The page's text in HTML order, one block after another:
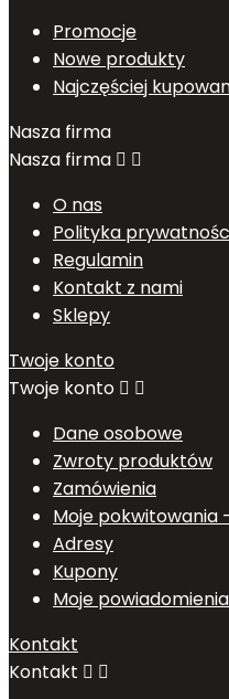
Promocje
Nowe produkty
Najczęściej
Nasza firma
Nasza firma  
O nas
Polityka
Regulamin
Kontakt z nami
Sklepy
Twoje konto
Twoje konto  
Dane osobowe
Zwroty produktów
Zamówienia
Moje pokwitowania
Adresy
Kupony
Moje powiadomienia
Kontakt
Kontakt  